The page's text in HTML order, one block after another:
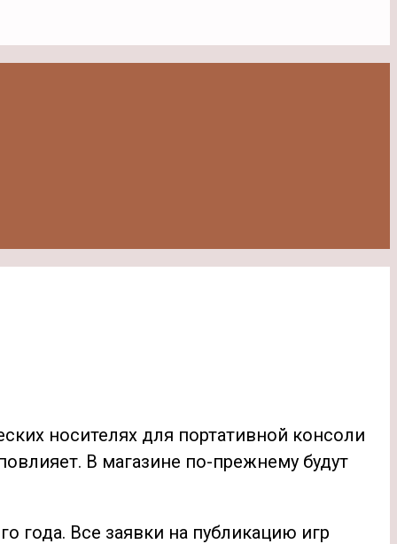
носителях для портативной консоли
В магазине по-прежнему будут
года. Все заявки на публикацию игр